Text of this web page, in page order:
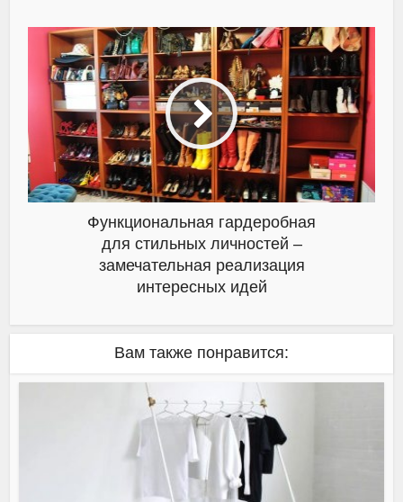
Функциональная гардеробная
для стильных личностей –
замечательная реализация
интересных идей
Вам также понравится: